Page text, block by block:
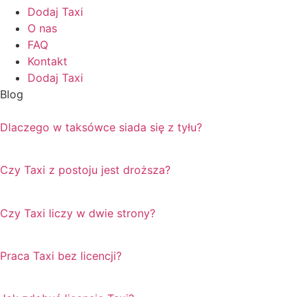
Dodaj Taxi
O nas
FAQ
Kontakt
Dodaj Taxi
Blog
Dlaczego w taksówce siada się z tyłu?
Czy Taxi z postoju jest droższa?
Czy Taxi liczy w dwie strony?
Praca Taxi bez licencji?